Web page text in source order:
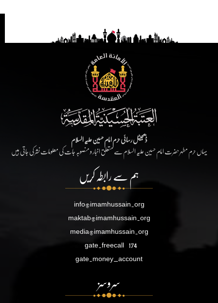
ڈیجیٹل رسائی حرم امام حسین علیہ السلام
یہاں حرم مطہر حضرت امام حسین علیہ السلام سے متعلق اخبار و منصوبہ جات کی معلومات نشر کی جاتی ہیں
ہم سے رابطہ کریں
info@imamhussain.org
maktab@imamhussain.org
media@imamhussain.org
gate.freecall 174
gate.money_account
سروسز